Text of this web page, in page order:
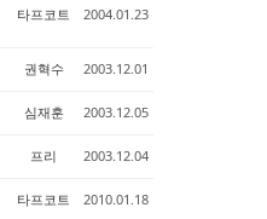
타프코트 2004.01.23
권혁수 2003.12.01
심재훈 2003.12.05
프리 2003.12.04
타프코트 2010.01.18